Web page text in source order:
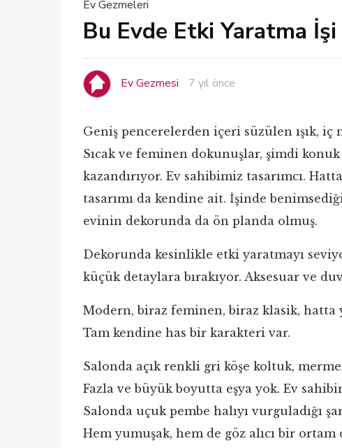
Ev Gezmeleri
Bu Evde Etki Yaratma İşi
Ev Gezmesi 7 yıl önce
Geniş pencerelerden içeri süzülen ışık, iç
Sıcak ve feminen dokunuşlar, şimdi
kazandırıyor. Ev sahibimiz tasarımcı.
tasarımı da kendine ait. İşinde
evinin dekorunda da ön planda olmuş.
Dekorunda kesinlikle etki yaratmayı
küçük detaylara bırakıyor. Aksesuar ve
Modern, biraz feminen, biraz klasik,
Tam kendine has bir karakteri var.
Salonda açık renkli gri köşe koltuk,
Fazla ve büyük boyutta eşya yok. Ev
Salonda uçuk pembe halıyı vurguladığı
Hem yumuşak, hem de göz alıcı bir